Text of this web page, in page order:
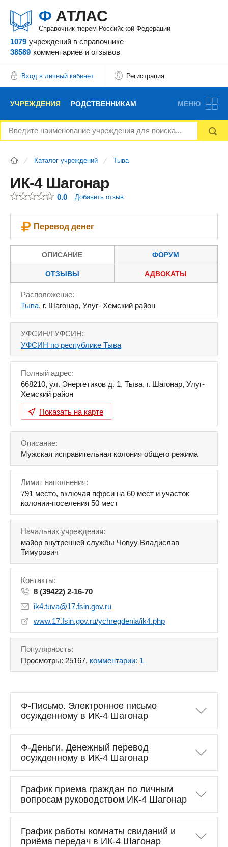
Ф АТЛАС
Справочник тюрем Российской Федерации
1079 учреждений в справочнике
38589 комментариев и отзывов
Вход в личный кабинет Регистрация
УЧРЕЖДЕНИЯ РОДСТВЕННИКАМ
НОВОСТИ БЛОГ АДВОКАТЫ
РЕКЛАМОДАТЕЛЯМ
МЕНЮ
Каталог учреждений Тыва
ИК-4 Шагонар
0.0 Добавить отзыв
Перевод денег
ОПИСАНИЕ ФОРУМ
ОТЗЫВЫ АДВОКАТЫ
Расположение:
Тыва, г. Шагонар, Улуг- Хемский район
УФСИН/ГУФСИН:
УФСИН по республике Тыва
Полный адрес:
668210, ул. Энергетиков д. 1, Тыва, г. Шагонар, Улуг-
Хемский район
Показать на карте
Описание:
Мужская исправительная колония общего режима
Лимит наполнения:
791 место, включая пфрси на 60 мест и участок
колонии-поселения 50 мест
Начальник учреждения:
майор внутренней службы Човуу Владислав
Тимурович
Контакты:
8 (39422) 2-16-70
ik4.tuva@17.fsin.gov.ru
www.17.fsin.gov.ru/ychregdenia/ik4.php
Популярность:
Просмотры: 25167, комментарии: 1
Ф-Письмо. Электронное письмо
осужденному в ИК-4 Шагонар
Ф-Деньги. Денежный перевод
осужденному в ИК-4 Шагонар
График приема граждан по личным
вопросам руководством ИК-4 Шагонар
График работы комнаты свиданий и
приёма передач в ИК-4 Шагонар